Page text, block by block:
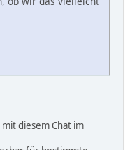
diesem Chat im